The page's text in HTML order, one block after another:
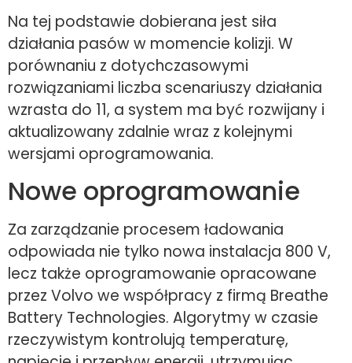
Na tej podstawie dobierana jest siła
działania pasów w momencie kolizji. W
porównaniu z dotychczasowymi
rozwiązaniami liczba scenariuszy działania
wzrasta do 11, a system ma być rozwijany i
aktualizowany zdalnie wraz z kolejnymi
wersjami oprogramowania.
Nowe oprogramowanie
Za zarządzanie procesem ładowania
odpowiada nie tylko nowa instalacja 800 V,
lecz także oprogramowanie opracowane
przez Volvo we współpracy z firmą Breathe
Battery Technologies. Algorytmy w czasie
rzeczywistym kontrolują temperaturę,